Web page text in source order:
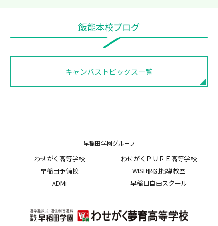
飯能本校ブログ
キャンパストピックス一覧
早稲田学園グループ
わせがく高等学校
わせがくＰＵＲＥ高等学校
早稲田予備校
WISH個別指導教室
ADMi
早稲田自由スクール